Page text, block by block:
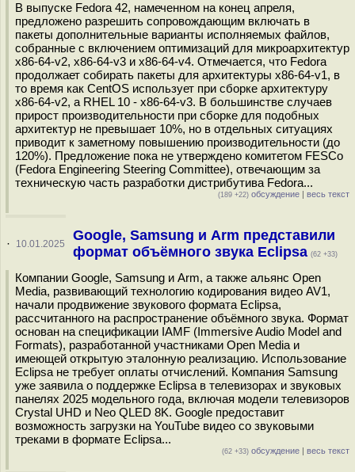
В выпуске Fedora 42, намеченном на конец апреля,
предложено разрешить сопровождающим включать в
пакеты дополнительные варианты исполняемых файлов,
собранные с включением оптимизаций для микроархитектур
x86-64-v2, x86-64-v3 и x86-64-v4. Отмечается, что Fedora
продолжает собирать пакеты для архитектуры x86-64-v1, в
то время как CentOS использует при сборке архитектуру
x86-64-v2, а RHEL 10 - x86-64-v3. В большинстве случаев
прирост производительности при сборке для подобных
архитектур не превышает 10%, но в отдельных ситуациях
приводит к заметному повышению производительности (до
120%). Предложение пока не утверждено комитетом FESCo
(Fedora Engineering Steering Committee), отвечающим за
техническую часть разработки дистрибутива Fedora...
(189 +22) обсуждение | весь текст
· 10.01.2025
Google, Samsung и Arm представили
формат объёмного звука Eclipsa (62 +33)
Компании Google, Samsung и Arm, а также альянс Open
Media, развивающий технологию кодирования видео AV1,
начали продвижение звукового формата Eclipsa,
рассчитанного на распространение объёмного звука. Формат
основан на спецификации IAMF (Immersive Audio Model and
Formats), разработанной участниками Open Media и
имеющей открытую эталонную реализацию. Использование
Eclipsa не требует оплаты отчислений. Компания Samsung
уже заявила о поддержке Eclipsa в телевизорах и звуковых
панелях 2025 модельного года, включая модели телевизоров
Crystal UHD и Neo QLED 8K. Google предоставит
возможность загрузки на YouTube видео со звуковыми
треками в формате Eclipsa...
(62 +33) обсуждение | весь текст